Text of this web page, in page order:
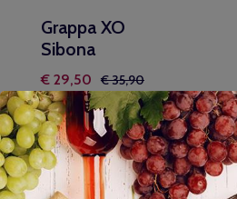
Grappa XO
Sibona
€ 29,50 € 35,90